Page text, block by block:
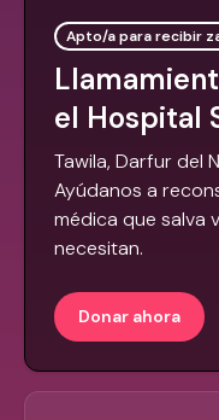
Apto/a para recibir
el Hospital
Tawila, Darfur del
Ayúdanos a
médica que salva
necesitan.
Donar ahora